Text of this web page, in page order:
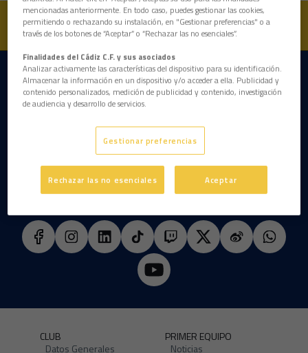
DESCARGAR LA APP AHORA
CLUB
Datos Generales
PRIMER EQUIPO
Noticias
mencionadas anteriormente. En todo caso, puedes gestionar las cookies,
permitiendo o rechazando su instalación, en "Gestionar preferencias" o a
través de los botones de “Aceptar” o “Rechazar las no esenciales”.
Finalidades del Cádiz C.F. y sus asociados
Analizar activamente las características del dispositivo para su identificación.
Almacenar la información en un dispositivo y/o acceder a ella. Publicidad y
contenido personalizados, medición de publicidad y contenido, investigación
de audiencia y desarrollo de servicios.
Gestionar preferencias
Rechazar las no esenciales Aceptar